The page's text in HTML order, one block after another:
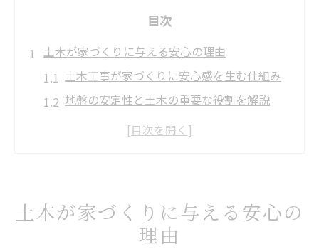
目次
土木が家づくりに与える安心の理由
土木工事が家づくりに安心感を生む仕組み
地盤の安定性と土木の重要な役割を解説
暮らしを守る土木工事の見えない努力とは
対応
宮崎県の暮らしを支える土木工事の役割
土木が家づくりに与える安心の
理由